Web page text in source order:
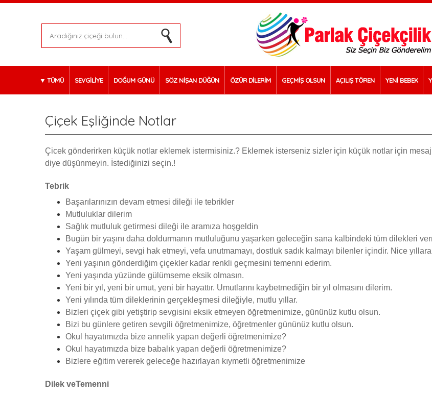
TÜMÜ SEVGİLİYE DOĞUM GÜNÜ SÖZ NİŞAN DÜĞÜN ÖZÜR DİLERİM GEÇMİŞ OLSUN AÇILIŞ TÖREN YENİ BEBEK
Çiçek Eşliğinde Notlar
Çicek gönderirken küçük notlar eklemek istermisiniz.? Eklemek isterseniz sizler için küçük notlar için
diye düşünmeyin. İstediğinizi seçin.!
Tebrik
Başarılarınızın devam etmesi dileği ile tebrikler
Mutluluklar dilerim
Sağlık mutluluk getirmesi dileği ile aramıza hoşgeldin
Bugün bir yaşını daha doldurmanın mutluluğunu yaşarken geleceğin sana kalbindeki tüm dilekleri
Yaşam gülmeyi, sevgi hak etmeyi, vefa unutmamayı, dostluk sadık kalmayı bilenler içindir. Nice yıllara
Yeni yaşının gönderdiğim çiçekler kadar renkli geçmesini temenni ederim.
Yeni yaşında yüzünde gülümseme eksik olmasın.
Yeni bir yıl, yeni bir umut, yeni bir hayattır. Umutlarını kaybetmediğin bir yıl olmasını dilerim.
Yeni yılında tüm dileklerinin gerçekleşmesi dileğiyle, mutlu yıllar.
Bizleri çiçek gibi yetiştirip sevgisini eksik etmeyen öğretmenimize, gününüz kutlu olsun.
Bizi bu günlere getiren sevgili öğretmenimize, öğretmenler gününüz kutlu olsun.
Okul hayatımızda bize annelik yapan değerli öğretmenimize?
Okul hayatımızda bize babalık yapan değerli öğretmenimize?
Bizlere eğitim vererek geleceğe hazırlayan kıymetli öğretmenimize
Dilek veTemenni